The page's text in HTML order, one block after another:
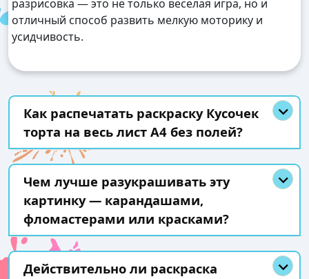
разрисовка — это не только веселая игра, но и
отличный способ развить мелкую моторику и
усидчивость.
Как распечатать раскраску Кусочек
торта на весь лист А4 без полей?
Чем лучше разукрашивать эту
картинку — карандашами,
фломастерами или красками?
Действительно ли раскраска